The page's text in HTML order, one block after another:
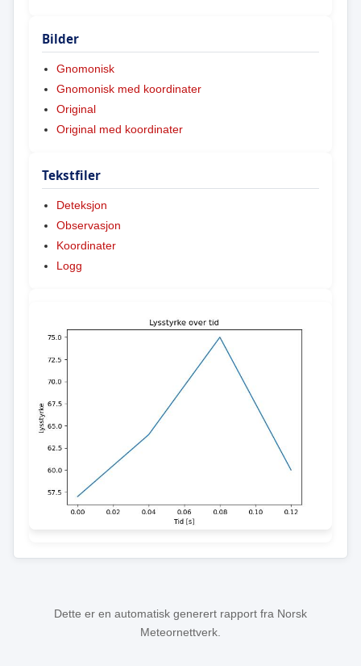
Bilder
Gnomonisk
Gnomonisk med koordinater
Original
Original med koordinater
Tekstfiler
Deteksjon
Observasjon
Koordinater
Logg
Dette er en automatisk generert rapport fra Norsk
Meteornettverk.